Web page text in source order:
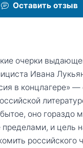
Оставить отзыв
очерки
Ивана
в концлагере»
оно гораздо
пределами, и цель
российского